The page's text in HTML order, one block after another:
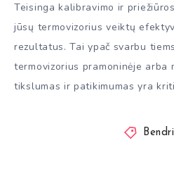
Teisinga kalibravimo ir
jūsų termovizorius veiktų
rezultatus. Tai ypač svarbu
termovizorius pramoninėje arba
tikslumas ir patikimumas yra